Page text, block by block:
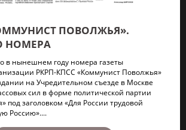
ПОВОЛЖЬЯ».
НОМЕРА
в нынешнем году номера газеты
РКРП-КПСС «Коммунист Поволжья»
на Учредительном съезде в Москве
сил в форме политической партии
под заголовком «Для России трудовой
Россию»....